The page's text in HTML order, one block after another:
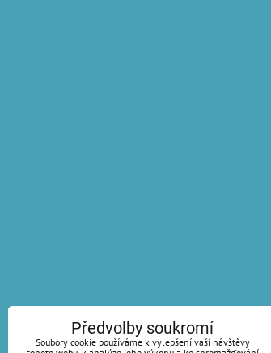
Předvolby soukromí
Soubory cookie používáme k vylepšení vaší návštěvy